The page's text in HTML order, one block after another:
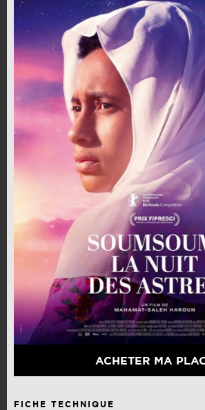
ACHETER MA
FICHE TECHNIQUE